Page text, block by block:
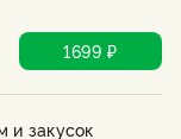
1699 ₽
и закусок